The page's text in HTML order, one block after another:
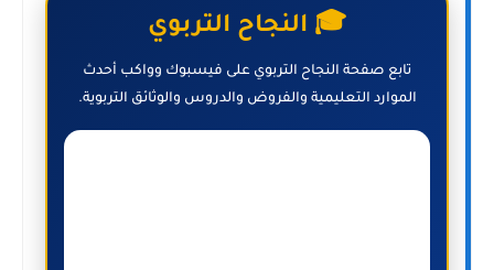
🎓 النجاح التربوي
تابع صفحة النجاح التربوي على فيسبوك وواكب أحدث
الموارد التعليمية والفروض والدروس والوثائق التربوية.